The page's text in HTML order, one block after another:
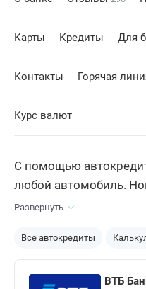
Карты Кредиты Для
Контакты Горячая
Курс валют
С помощью
любой автомобиль.
салона или у
Плюс есть отдельные
мототехники и
Развернуть
Все автокредиты
ВТБ